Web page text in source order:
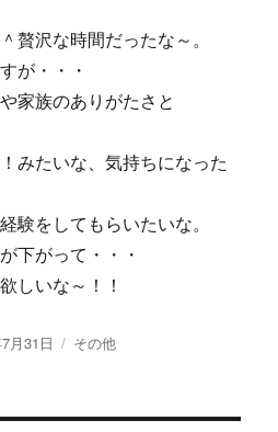
贅沢な時間だったな～。
が・・・
家族のありがたさと
みたいな、気持ちになった
験をしてもらいたいな。
下がって・・・
しいな～！！
月31日
カ
その他